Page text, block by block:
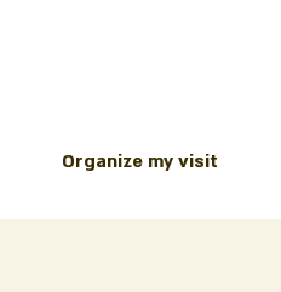
Organize my visit